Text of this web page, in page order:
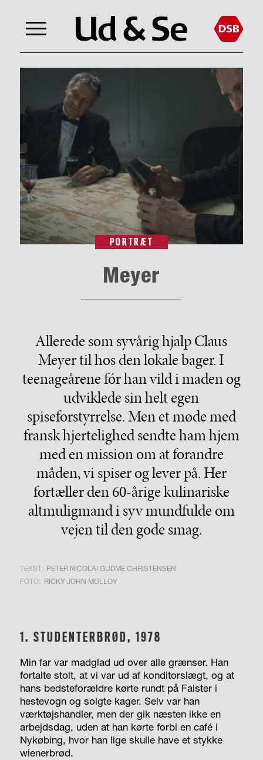
PORTRÆT
Meyer
Allerede som syvårig hjalp Claus
Meyer til hos den lokale bager. I
teenageårene fór han vild i maden og
udviklede sin helt egen
spiseforstyrrelse. Men et møde med
fransk hjertelighed sendte ham hjem
med en mission om at forandre
måden, vi spiser og lever på. Her
fortæller den 60-årige kulinariske
altmuligmand i syv mundfulde om
vejen til den gode smag.
TEKST: PETER NICOLAI GUDME CHRISTENSEN
FOTO: RICKY JOHN MOLLOY
1. STUDENTERBRØD, 1978
Min far var madglad ud over alle grænser. Han
fortalte stolt, at vi var ud af konditorslægt, og at
hans bedsteforældre kørte rundt på Falster i
hestevogn og solgte kager. Selv var han
værktøjshandler, men der gik næsten ikke en
arbejdsdag, uden at han kørte forbi en café i
Nykøbing, hvor han lige skulle have et stykke
wienerbrød.